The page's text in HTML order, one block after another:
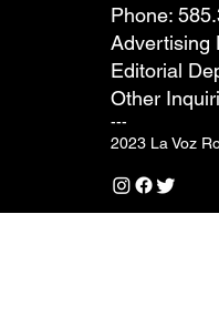
Phone:
Advertising
Editorial
Other
---
2023 La Voz